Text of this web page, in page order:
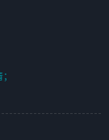
策划编写）